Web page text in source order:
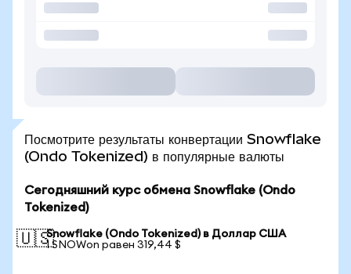
Посмотрите результаты конвертации Snowflake
(Ondo Tokenized) в популярные валюты
Сегодняшний курс обмена Snowflake (Ondo
Tokenized)
🇺🇸Snowflake (Ondo Tokenized) в Доллар США
1 SNOWon равен 319,44 $